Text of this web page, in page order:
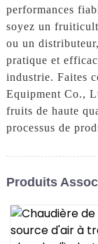
performances
soyez un
ou un
pratique et
industrie. Faites
Equipment Co.,
fruits de haute
processus de
Produits